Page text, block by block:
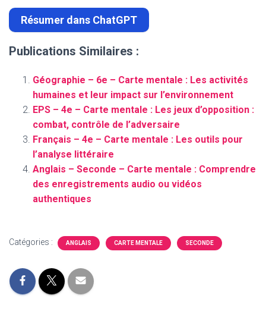
Résumer dans ChatGPT
Publications Similaires :
Géographie – 6e – Carte mentale : Les activités
humaines et leur impact sur l’environnement
EPS – 4e – Carte mentale : Les jeux d’opposition :
combat, contrôle de l’adversaire
Français – 4e – Carte mentale : Les outils pour
l’analyse littéraire
Anglais – Seconde – Carte mentale : Comprendre
des enregistrements audio ou vidéos
authentiques
Catégories : ANGLAIS CARTE MENTALE SECONDE